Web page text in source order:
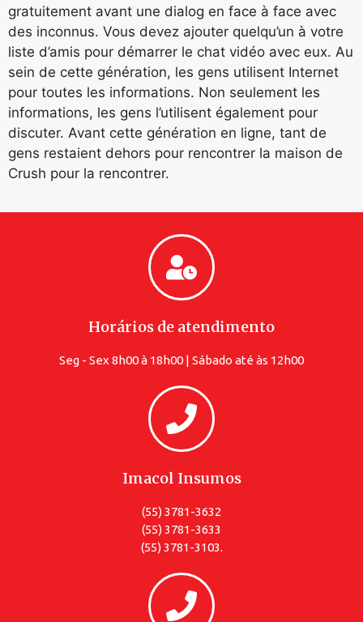
gratuitement avant une dialog en face à face avec
des inconnus. Vous devez ajouter quelqu’un à votre
liste d’amis pour démarrer le chat vidéo avec eux. Au
sein de cette génération, les gens utilisent Internet
pour toutes les informations. Non seulement les
informations, les gens l’utilisent également pour
discuter. Avant cette génération en ligne, tant de
gens restaient dehors pour rencontrer la maison de
Crush pour la rencontrer.
Horários de atendimento
Seg - Sex 8h00 à 18h00 | Sábado até às 12h00
Imacol Insumos
(55) 3781-3632
(55) 3781-3633
(55) 3781-3103.